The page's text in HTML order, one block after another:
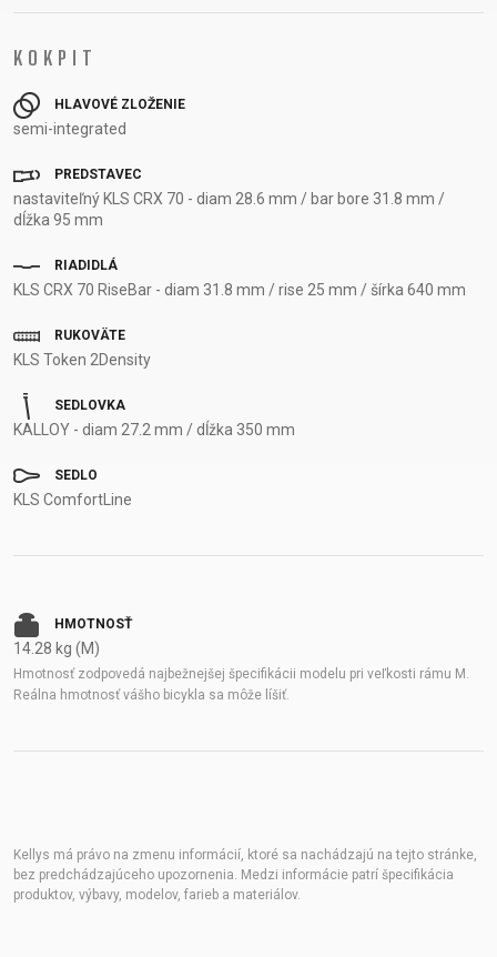
KOKPIT
HLAVOVÉ ZLOŽENIE
semi-integrated
PREDSTAVEC
nastaviteľný KLS CRX 70 - diam 28.6 mm / bar bore 31.8 mm /
dĺžka 95 mm
RIADIDLÁ
KLS CRX 70 RiseBar - diam 31.8 mm / rise 25 mm / šírka 640 mm
RUKOVÄTE
KLS Token 2Density
SEDLOVKA
KALLOY - diam 27.2 mm / dĺžka 350 mm
SEDLO
KLS ComfortLine
HMOTNOSŤ
14.28 kg (M)
Hmotnosť zodpovedá najbežnejšej špecifikácii modelu pri veľkosti rámu M.
Reálna hmotnosť vášho bicykla sa môže líšiť.
Kellys má právo na zmenu informácií, ktoré sa nachádzajú na tejto stránke,
bez predchádzajúceho upozornenia. Medzi informácie patrí špecifikácia
produktov, výbavy, modelov, farieb a materiálov.